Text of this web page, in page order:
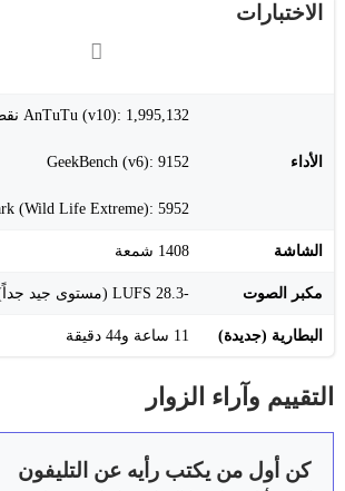
الاختبارات
الأداء
AnTuTu (v10): 1,995,132 نقطة
GeekBench (v6): 9152
(Wild Life Extreme): 5952
الشاشة 1408 شمعة
مكبر الصوت -28.3 LUFS (مستوى جيد جداً)
البطارية (جديدة) 11 ساعة و44 دقيقة
التقييم وآراء الزوار
كن أول من يكتب رأيه عن التليفون